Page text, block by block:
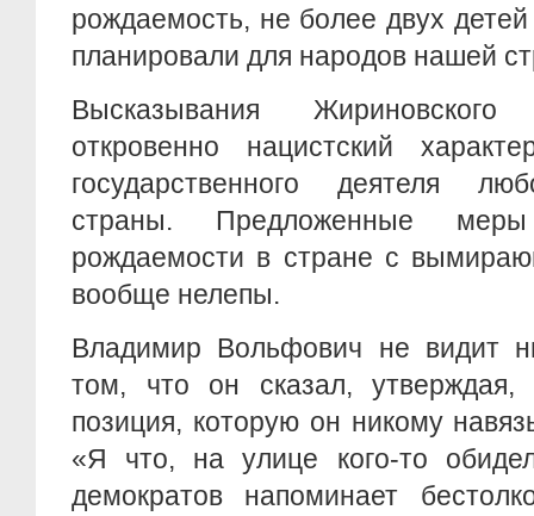
рождаемость, не более двух
планировали для народов нашей
Высказывания
откровенно нацистский
государственного деятеля
страны. Предложенные
рождаемости в стране с
вообще нелепы.
Владимир Вольфович не видит
том, что он сказал, утверждая,
позиция, которую он никому
«Я что, на улице кого-то
демократов напоминает